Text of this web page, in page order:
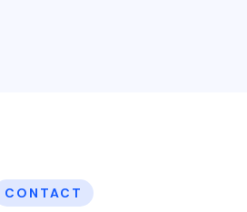
CONTACT